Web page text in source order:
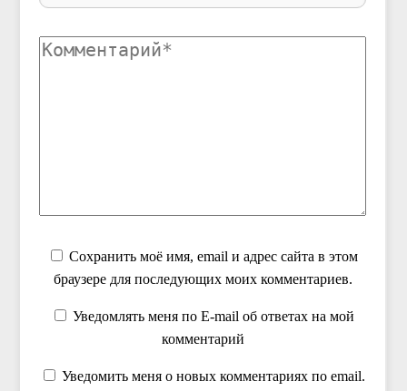
Сохранить моё имя, email и адрес сайта в этом
браузере для последующих моих комментариев.
Уведомлять меня по E-mail об ответах на мой
комментарий
Уведомить меня о новых комментариях по email.